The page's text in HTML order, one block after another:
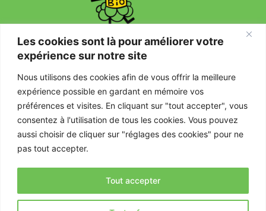
Les cookies sont là pour améliorer votre
expérience sur notre site
Nous utilisons des cookies afin de vous offrir la meilleure
expérience possible en gardant en mémoire vos
préférences et visites. En cliquant sur "tout accepter", vous
consentez à l'utilisation de tous les cookies. Vous pouvez
aussi choisir de cliquer sur "réglages des cookies" pour ne
pas tout accepter.
Tout accepter
Mentions légales
Politique de confidentialité
CGU